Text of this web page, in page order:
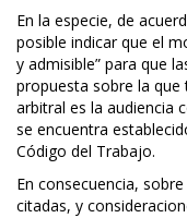
En la especie, de
posible indicar que el
y admisible” para que
propuesta sobre la que
arbitral es la audiencia
se encuentra
Código del Trabajo.
En consecuencia,
citadas, y